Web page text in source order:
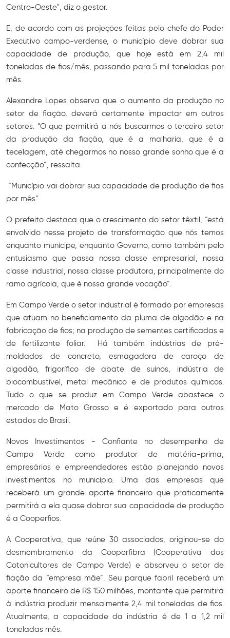
Centro-Oeste", diz o gestor.
E, de acordo com as projeções feitas pelo chefe do Poder
Executivo campo-verdense, o município deve dobrar sua
capacidade de produção, que hoje está em 2,4 mil
toneladas de fios/mês, passando para 5 mil toneladas por
mês.
Alexandre Lopes observa que o aumento da produção no
setor de fiação, deverá certamente impactar em outros
setores. “O que permitirá a nós buscarmos o terceiro setor
da produção da fiação, que é a malharia, que é a
tecelagem, até chegarmos no nosso grande sonho que é a
confecção”, ressalta.
“Município vai dobrar sua capacidade de produção de fios
por mês”
O prefeito destaca que o crescimento do setor têxtil, “está
envolvido nesse projeto de transformação que nós temos
enquanto munícipe, enquanto Governo, como também pelo
entusiasmo que passa nossa classe empresarial, nossa
classe industrial, nossa classe produtora, principalmente do
ramo agrícola, que é nossa grande vocação”.
Em Campo Verde o setor industrial é formado por empresas
que atuam no beneficiamento da pluma de algodão e na
fabricação de fios; na produção de sementes certificadas e
de fertilizante foliar. Há também indústrias de pré-
moldados de concreto, esmagadora de caroço de
algodão, frigorífico de abate de suínos, indústria de
biocombustível, metal mecânico e de produtos químicos.
Tudo o que se produz em Campo Verde abastece o
mercado de Mato Grosso e é exportado para outros
estados do Brasil.
Novos Investimentos - Confiante no desempenho de
Campo Verde como produtor de matéria-prima,
empresários e empreendedores estão planejando novos
investimentos no município. Uma das empresas que
receberá um grande aporte financeiro que praticamente
permitirá a ela quase dobrar sua capacidade de produção
é a Cooperfios.
A Cooperativa, que reúne 30 associados, originou-se do
desmembramento da Cooperfibra (Cooperativa dos
Cotonicultores de Campo Verde) e absorveu o setor de
fiação da “empresa mãe”. Seu parque fabril receberá um
aporte financeiro de R$ 150 milhões, montante que permitirá
à indústria produzir mensalmente 2,4 mil toneladas de fios.
Atualmente, a capacidade da indústria é de 1 a 1,2 mil
toneladas mês.